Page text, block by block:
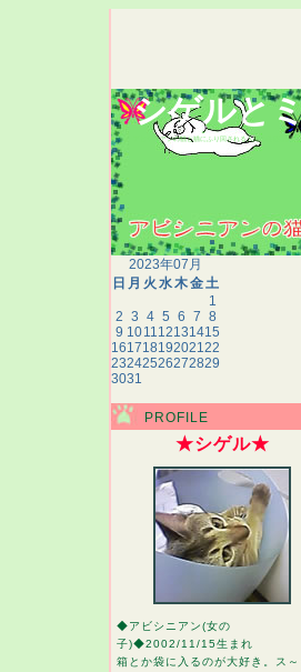
シゲルと
アビシニアンの猫と猫にふり回される人間の生態記録
2023年07月
日 月 火 水木金土
1
2 3 4 5 6 7 8
9 101112131415
16171819202122
23242526272829
3031
PROFILE
★シゲル★
◆アビシニアン(女の
子)◆2002/11/15生まれ
箱とか袋に入るのが大好き。ス～